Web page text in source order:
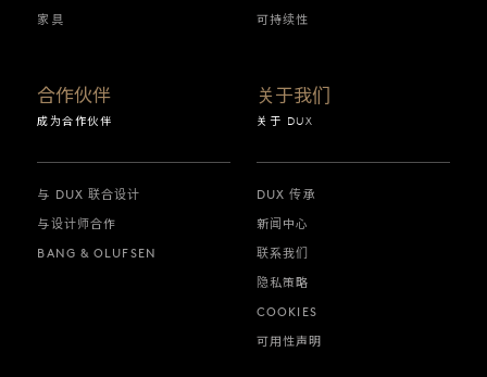
家具
可持续性
合作伙伴
成为合作伙伴
与 DUX 联合设计
与设计师合作
BANG & OLUFSEN
关于我们
关于 DUX
DUX 传承
新闻中心
联系我们
隐私策略
COOKIES
可用性声明